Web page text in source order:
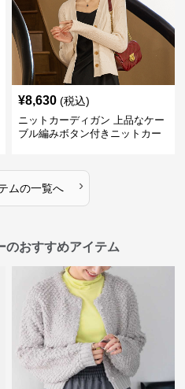
¥8,630 (税込)
ニットカーディガン 上品なケー
ブル編みボタン付きニットカー
ムの一覧へ ›
のおすすめアイテム